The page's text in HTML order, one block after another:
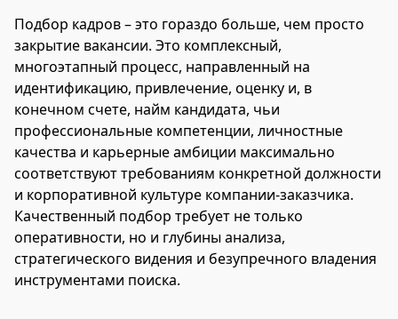
Подбор кадров – это гораздо больше, чем просто
закрытие вакансии. Это комплексный,
многоэтапный процесс, направленный на
идентификацию, привлечение, оценку и, в
конечном счете, найм кандидата, чьи
профессиональные компетенции, личностные
качества и карьерные амбиции максимально
соответствуют требованиям конкретной должности
и корпоративной культуре компании-заказчика.
Качественный подбор требует не только
оперативности, но и глубины анализа,
стратегического видения и безупречного владения
инструментами поиска.